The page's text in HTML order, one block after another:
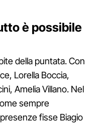
è possibile
della puntata. Con
Lorella Boccia,
Amelia Villano. Nel
sempre
fisse Biagio